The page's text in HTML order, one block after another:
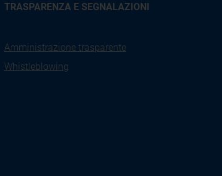
TRASPARENZA E SEGNALAZIONI
Amministrazione trasparente
Whistleblowing